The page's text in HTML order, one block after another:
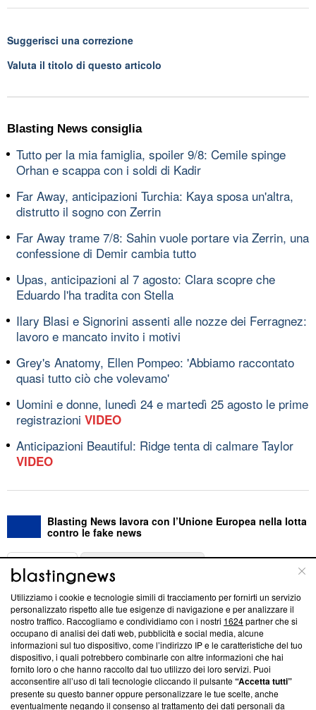
Suggerisci una correzione
Valuta il titolo di questo articolo
Blasting News consiglia
Tutto per la mia famiglia, spoiler 9/8: Cemile spinge
Orhan e scappa con i soldi di Kadir
Far Away, anticipazioni Turchia: Kaya sposa un'altra,
distrutto il sogno con Zerrin
Far Away trame 7/8: Sahin vuole portare via Zerrin, una
confessione di Demir cambia tutto
Upas, anticipazioni al 7 agosto: Clara scopre che
Eduardo l'ha tradita con Stella
Ilary Blasi e Signorini assenti alle nozze dei Ferragnez:
lavoro e mancato invito i motivi
Grey's Anatomy, Ellen Pompeo: 'Abbiamo raccontato
quasi tutto ciò che volevamo'
Uomini e donne, lunedì 24 e martedì 25 agosto le prime
registrazioni VIDEO
Anticipazioni Beautiful: Ridge tenta di calmare Taylor
VIDEO
Blasting News lavora con l’Unione Europea nella lotta
contro le fake news
ABOUT
Questa sezione offre informazioni trasparenti su Blasting
News, sui nostri processi editoriali e su come ci impegniamo a
creare news di qualità. Inoltre, afferma la nostra aderenza a
‘Trust Project - News with Integrity’Blasting News non è
ancora membro del programma, ma ha richiesto di farne
parte; Trust Project non ha ancora effettuato una verifica di
conformità agli standard.
Utilizziamo i cookie e tecnologie simili di tracciamento per fornirti un servizio
personalizzato rispetto alle tue esigenze di navigazione e per analizzare il
nostro traffico. Raccogliamo e condividiamo con i nostri 1624partner che si
occupano di analisi dei dati web, pubblicità e social media, alcune
informazioni sul tuo dispositivo, come l’indirizzo IP e le caratteristiche del tuo
dispositivo, i quali potrebbero combinarle con altre informazioni che hai
fornito loro o che hanno raccolto dal tuo utilizzo dei loro servizi. Puoi
acconsentire all’uso di tali tecnologie cliccando il pulsante“Accetta tutti”
presente su questo banner oppure personalizzare le tue scelte, anche
eventualmente negando il consenso al trattamento dei dati personali da